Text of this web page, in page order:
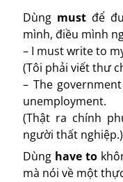
Dùng must để
mình, điều mình
– I must write to
(Tôi phải viết thư
– The
unemployment.
(Thật ra chính
người thất nghiệp.)
Dùng have to
mà nói về một